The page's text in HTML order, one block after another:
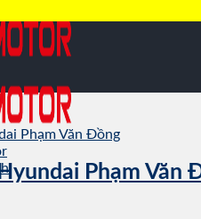
Phạm Văn
Phạm Văn Đồng